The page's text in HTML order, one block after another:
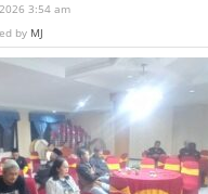
3:54 am
by MJ